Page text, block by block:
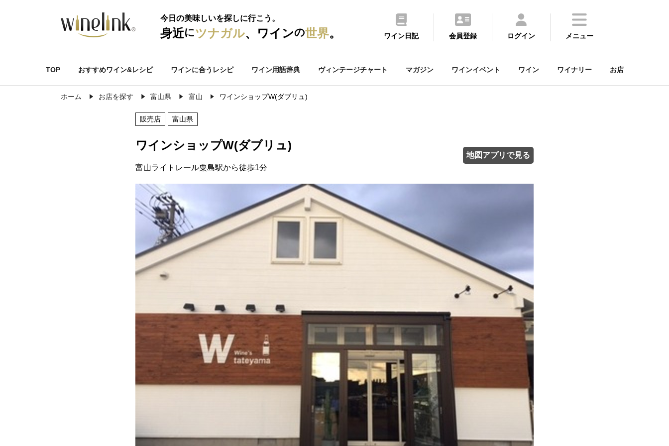
今日の美味しいを探しに行こう。
身近にツナガル、ワインの世界。 ワイン日記 会員登録 ログイン メニュー
TOP おすすめワイン&レシピ ワインに合うレシピ ワイン用語辞典 ヴィンテージチャート マガジン ワインイベント ワイン ワイナリー お店
ホーム お店を探す 富山県 富山 ワインショップW(ダブリュ)
販売店 富山県
ワインショップW(ダブリュ)
富山ライトレール粟島駅から徒歩1分
地図アプリで見る